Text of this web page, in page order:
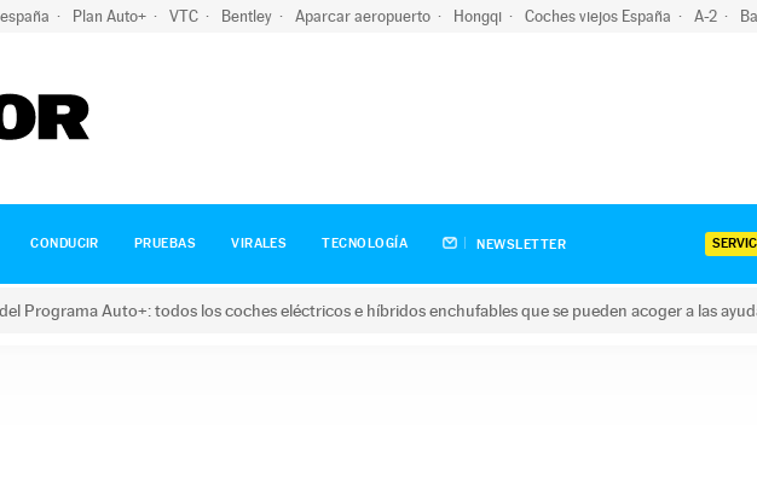
Plan Auto+ VTC Bentley Aparcar aeropuerto Hongqi Coches viejos España A-2
CONDUCIR PRUEBAS VIRALES TECNOLOGÍA NEWSLETTER
Programa Auto+: todos los coches eléctricos e híbridos enchufables que se pueden acoger a las